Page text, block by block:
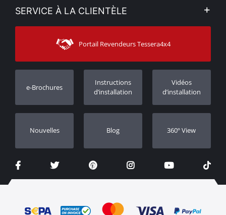
Voir nos actualités
Sitemap
Mon compte
Moyens d’expédition
SERVICE À LA CLIENTÈLE
Contacter
Assistance aux clients
Suivi des commandes
Concessionnaires
Portail Revendeurs Tessera4x4
e-Brochures
Instructions
d’installation
Vidéos
d’installation
Nouvelles Blog 360º View